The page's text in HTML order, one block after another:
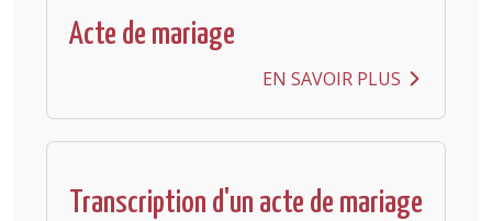
Acte de mariage
EN SAVOIR PLUS
Transcription d'un acte de mariage